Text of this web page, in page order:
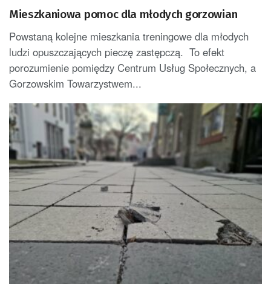
Mieszkaniowa pomoc dla młodych gorzowian
Powstaną kolejne mieszkania treningowe dla młodych
ludzi opuszczających pieczę zastępczą. To efekt
porozumienie pomiędzy Centrum Usług Społecznych, a
Gorzowskim Towarzystwem...